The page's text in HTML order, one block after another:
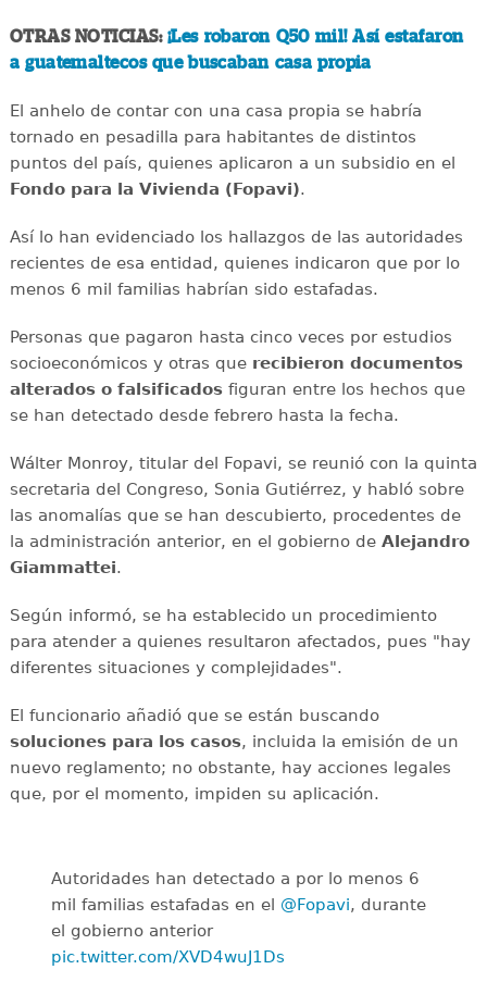
OTRAS NOTICIAS: ¡Les robaron Q50 mil! Así estafaron
a guatemaltecos que buscaban casa propia
El anhelo de contar con una casa propia se habría
tornado en pesadilla para habitantes de distintos
puntos del país, quienes aplicaron a un subsidio en el
Fondo para la Vivienda (Fopavi).
Así lo han evidenciado los hallazgos de las autoridades
recientes de esa entidad, quienes indicaron que por lo
menos 6 mil familias habrían sido estafadas.
Personas que pagaron hasta cinco veces por estudios
socioeconómicos y otras que recibieron documentos
alterados o falsificadosfiguran entre los hechos que
se han detectado desde febrero hasta la fecha.
Wálter Monroy, titular del Fopavi, se reunió con la quinta
secretaria del Congreso, Sonia Gutiérrez, y habló sobre
las anomalías que se han descubierto, procedentes de
la administración anterior, en el gobierno de Alejandro
Giammattei.
Según informó, se ha establecido un procedimiento
para atender a quienes resultaron afectados, pues "hay
diferentes situaciones y complejidades".
El funcionario añadió que se están buscando
soluciones para los casos, incluida la emisión de un
nuevo reglamento; no obstante, hay acciones legales
que, por el momento, impiden su aplicación.
Autoridades han detectado a por lo menos 6
mil familias estafadas en el @Fopavi, durante
el gobierno anterior
pic.twitter.com/XVD4wuJ1Ds